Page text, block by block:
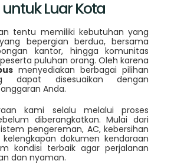
Luar Kota
tentu memiliki kebutuhan yang
bepergian berdua, bersama
kantor, hingga komunitas
puluhan orang. Oleh karena
menyediakan berbagai pilihan
dapat disesuaikan dengan
Anda.
kami selalu melalui proses
diberangkatkan. Mulai dari
pengereman, AC, kebersihan
dokumen kendaraan
kondisi terbaik agar perjalanan
dan nyaman.